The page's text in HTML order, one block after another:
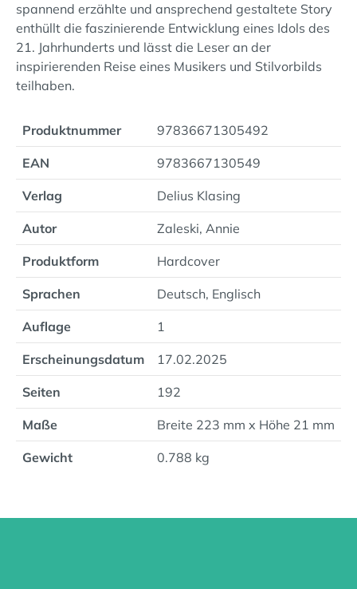
spannend erzählte und ansprechend gestaltete Story
enthüllt die faszinierende Entwicklung eines Idols des
21. Jahrhunderts und lässt die Leser an der
inspirierenden Reise eines Musikers und Stilvorbilds
teilhaben.
Produktnummer 97836671305492
EAN 9783667130549
Verlag Delius Klasing
Autor Zaleski, Annie
Produktform Hardcover
Sprachen Deutsch, Englisch
Auflage 1
Erscheinungsdatum 17.02.2025
Seiten 192
Maße Breite 223 mm x Höhe 21 mm
Gewicht 0.788 kg